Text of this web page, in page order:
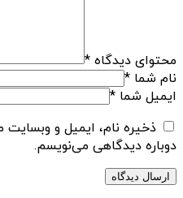
محتوای دیدگاه *
نام شما *
ایمیل شما *
ذخیره نام، ایمیل و وبسایت
دوباره دیدگاهی می‌نویسم.